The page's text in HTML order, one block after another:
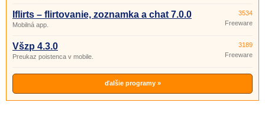
Iflirts – flirtovanie, zoznamka a chat 7.0.0
Mobilná app.
3534
Freeware
Všzp 4.3.0
Preukaz poistenca v mobile.
3189
Freeware
ďalšie programy »